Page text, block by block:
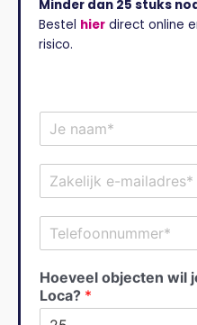
Minder dan 25 stuks
Bestel hier direct online
risico.
m
e
f
o
Hoeveel objecten wil
Loca? *